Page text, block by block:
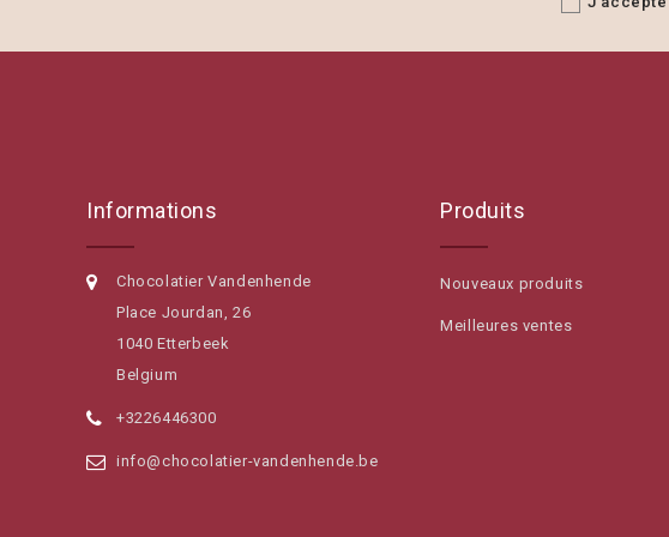
Informations
Chocolatier Vandenhende
Place Jourdan, 26
1040 Etterbeek
Belgium
+3226446300
info@chocolatier-vandenhende.be
Produits
Nouveaux produits
Meilleures ventes